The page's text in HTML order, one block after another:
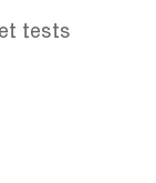
tests